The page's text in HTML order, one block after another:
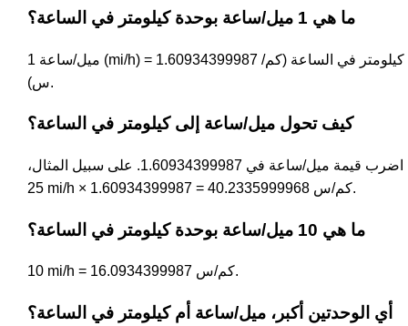
ما هي 1 ميل/ساعة بوحدة كيلومتر في الساعة؟
1 ميل/ساعة (mi/h) = 1.60934399987 كيلومتر في الساعة (كم/
س).
كيف تحول ميل/ساعة إلى كيلومتر في الساعة؟
اضرب قيمة ميل/ساعة في 1.60934399987. على سبيل المثال،
25 mi/h × 1.60934399987 = 40.2335999968 كم/س.
ما هي 10 ميل/ساعة بوحدة كيلومتر في الساعة؟
10 mi/h = 16.0934399987 كم/س.
أي الوحدتين أكبر، ميل/ساعة أم كيلومتر في الساعة؟